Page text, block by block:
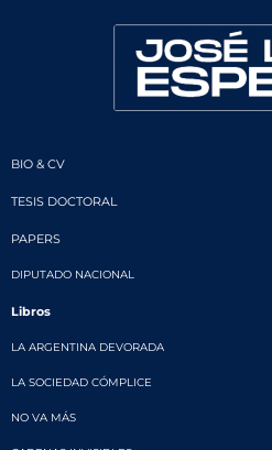
BIO & CV
TESIS DOCTORAL
PAPERS
DIPUTADO NACIONAL
Libros
LA ARGENTINA DEVORADA
LA SOCIEDAD CÓMPLICE
NO VA MÁS